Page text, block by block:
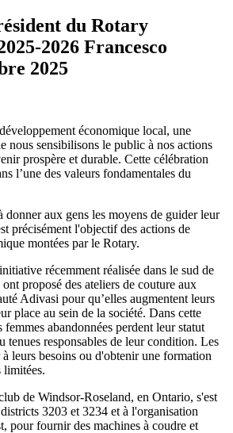
du Rotary
2026 Francesco
2025
économique local, une
nous sensibilisons le public à nos actions
prospère et durable. Cette célébration
l’une des valeurs fondamentales du
donner aux gens les moyens de guider leur
précisément l'objectif des actions de
montées par le Rotary.
récemment réalisée dans le sud de
proposé des ateliers de couture aux
Adivasi pour qu’elles augmentent leurs
place au sein de la société. Dans cette
abandonnées perdent leur statut
tenues responsables de leur condition. Les
leurs besoins ou d'obtenir une formation
limitées.
de Windsor-Roseland, en Ontario, s'est
3203 et 3234 et à l'organisation
pour fournir des machines à coudre et